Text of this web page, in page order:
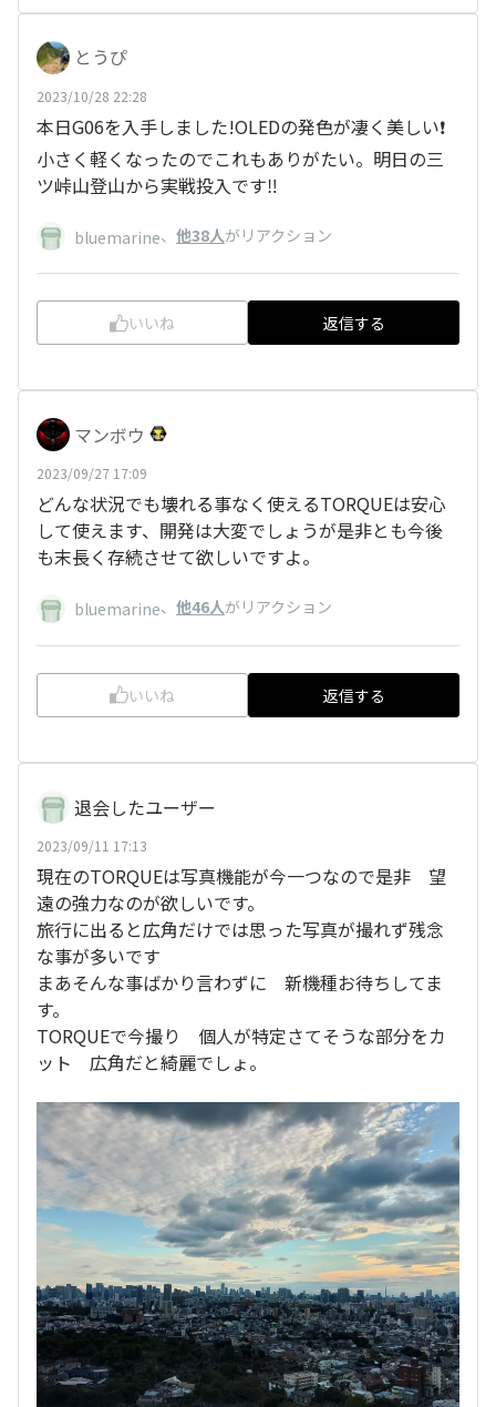
とうぴ
2023/10/28 22:28
本日G06を入手しました!OLEDの発色が凄く美しい❗
小さく軽くなったのでこれもありがたい。明日の三
ツ峠山登山から実戦投入です‼
bluemarine、 他38人がリアクション
いいね 返信する
マンボウ
2023/09/27 17:09
どんな状況でも壊れる事なく使えるTORQUEは安心
して使えます、開発は大変でしょうが是非とも今後
も末長く存続させて欲しいですよ。
bluemarine、 他46人がリアクション
いいね 返信する
退会したユーザー
2023/09/11 17:13
現在のTORQUEは写真機能が今一つなので是非 望
遠の強力なのが欲しいです。
旅行に出ると広角だけでは思った写真が撮れず残念
な事が多いです
まあそんな事ばかり言わずに 新機種お待ちしてま
す。
TORQUEで今撮り 個人が特定さてそうな部分をカ
ット 広角だと綺麗でしょ。